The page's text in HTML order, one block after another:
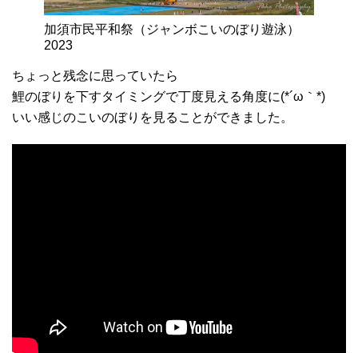
加須市民平和祭（ジャンボこいのぼり遊泳）
2023
ちょっと残念に思っていたら
鯉のぼりを下すタイミングで丁度見える角度に(*´ω｀*)
いい感じのこいのぼりを見ることができました。